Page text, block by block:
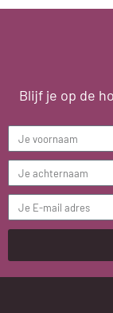
Blijf je op de